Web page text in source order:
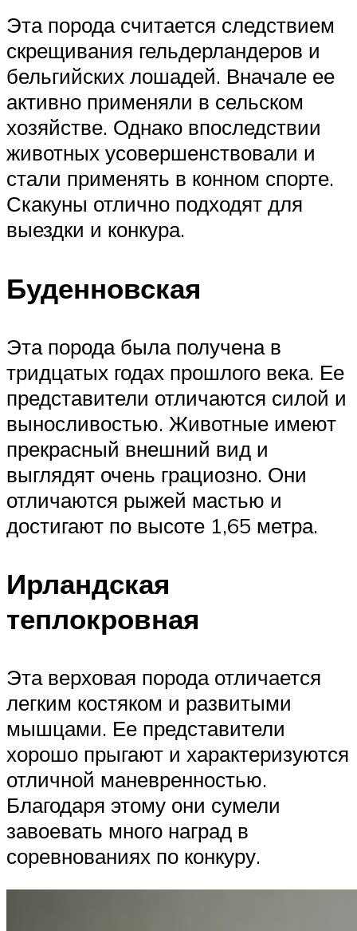
Эта порода считается следствием
скрещивания гельдерландеров и
бельгийских лошадей. Вначале ее
активно применяли в сельском
хозяйстве. Однако впоследствии
животных усовершенствовали и
стали применять в конном спорте.
Скакуны отлично подходят для
выездки и конкура.
Буденновская
Эта порода была получена в
тридцатых годах прошлого века. Ее
представители отличаются силой и
выносливостью. Животные имеют
прекрасный внешний вид и
выглядят очень грациозно. Они
отличаются рыжей мастью и
достигают по высоте 1,65 метра.
Ирландская
теплокровная
Эта верховая порода отличается
легким костяком и развитыми
мышцами. Ее представители
хорошо прыгают и характеризуются
отличной маневренностью.
Благодаря этому они сумели
завоевать много наград в
соревнованиях по конкуру.